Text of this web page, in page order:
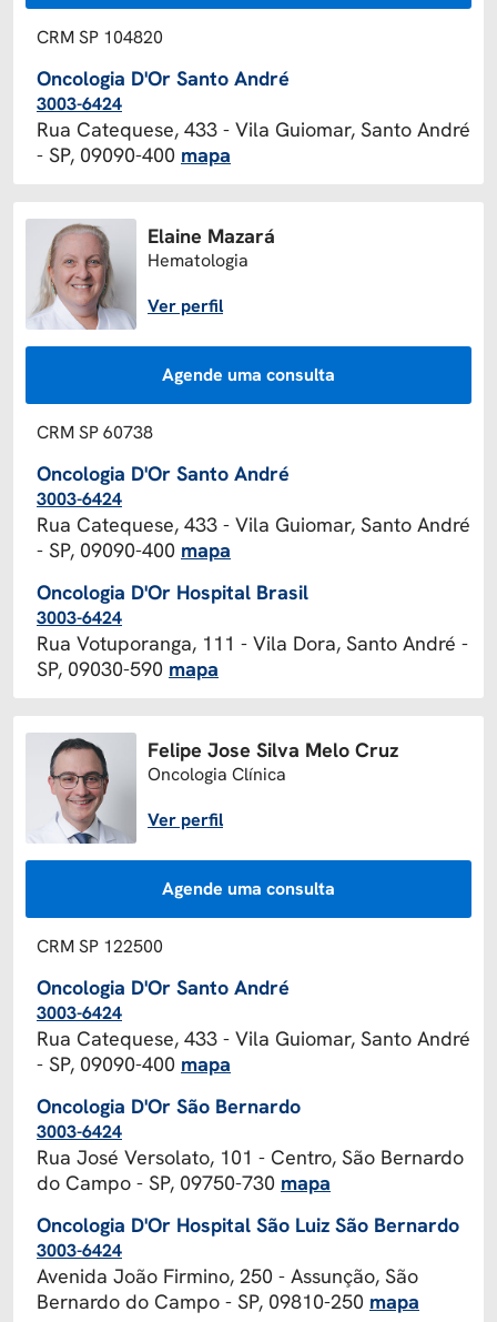
CRM SP 104820
Oncologia D'Or Santo André
3003-6424
Rua Catequese, 433 - Vila Guiomar, Santo André
- SP, 09090-400 mapa
Elaine Mazará
Hematologia
Ver perfil
Agende uma consulta
CRM SP 60738
Oncologia D'Or Santo André
3003-6424
Rua Catequese, 433 - Vila Guiomar, Santo André
- SP, 09090-400 mapa
Oncologia D'Or Hospital Brasil
3003-6424
Rua Votuporanga, 111 - Vila Dora, Santo André -
SP, 09030-590 mapa
Felipe Jose Silva Melo Cruz
Oncologia Clínica
Ver perfil
Agende uma consulta
CRM SP 122500
Oncologia D'Or Santo André
3003-6424
Rua Catequese, 433 - Vila Guiomar, Santo André
- SP, 09090-400 mapa
Oncologia D'Or São Bernardo
3003-6424
Rua José Versolato, 101 - Centro, São Bernardo
do Campo - SP, 09750-730 mapa
Oncologia D'Or Hospital São Luiz São Bernardo
3003-6424
Avenida João Firmino, 250 - Assunção, São
Bernardo do Campo - SP, 09810-250 mapa